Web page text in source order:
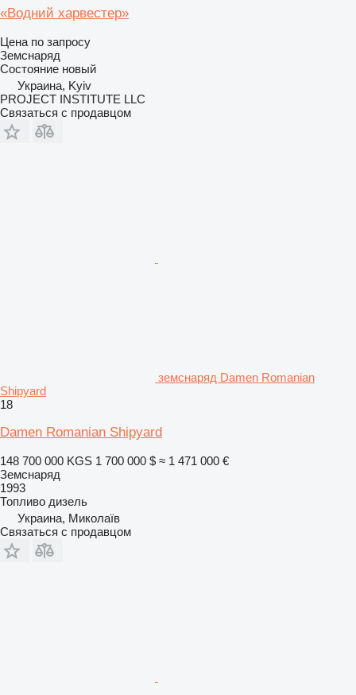
«Водний харвестер»
Цена по запросу
Земснаряд
Состояние новый
Украина, Kyiv
PROJECT INSTITUTE LLC
Связаться с продавцом
земснаряд Damen Romanian
Shipyard
18
Damen Romanian Shipyard
148 700 000 KGS 1 700 000 $ ≈ 1 471 000 €
Земснаряд
1993
Топливо дизель
Украина, Миколаїв
Связаться с продавцом